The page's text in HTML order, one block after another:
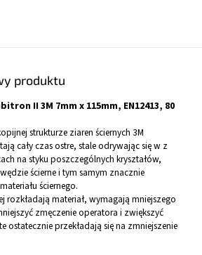
produktu
II 3M 7mm x 115mm, EN12413, 80
strukturze ziaren ściernych 3M
cały czas ostre, stale odrywając się w z
na styku poszczególnych kryształów,
ścierne i tym samym znacznie
ściernego.
rozkładają materiał, wymagają mniejszego
zmęczenie operatora i zwiększyć
ostatecznie przekładają się na zmniejszenie